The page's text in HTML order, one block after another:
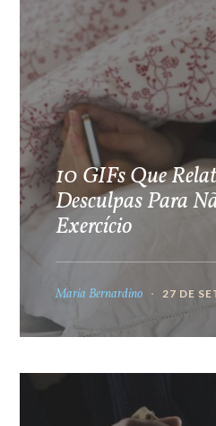
10 GIFs Que
Desculpas Para
Exercício
Maria Bernardino 27 DE